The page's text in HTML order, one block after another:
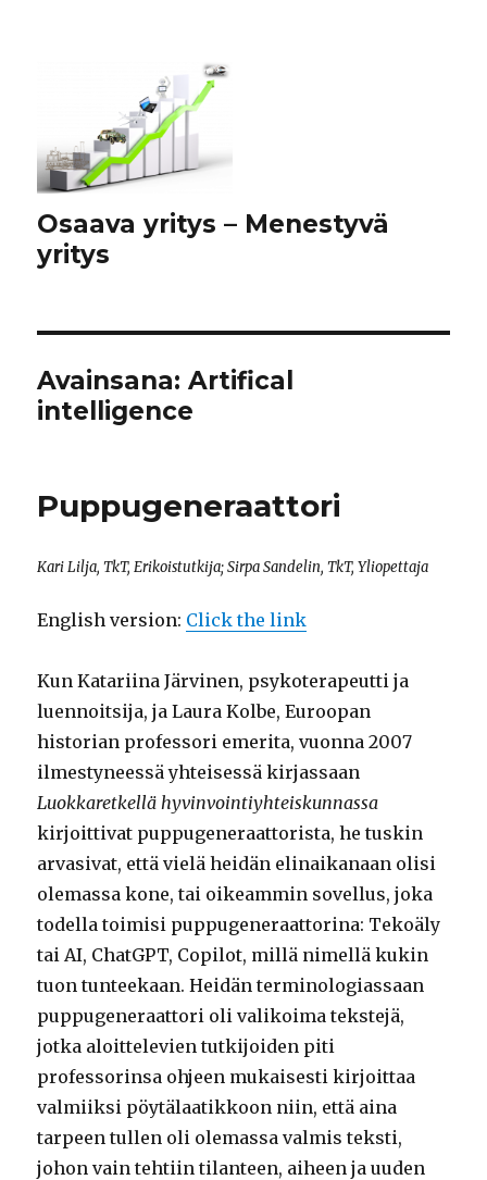
Osaava yritys – Menestyvä
yritys
Avainsana:Artifical
intelligence
Puppugeneraattori
Kari Lilja, TkT, Erikoistutkija; Sirpa Sandelin, TkT, Yliopettaja
English version: Click the link
Kun Katariina Järvinen, psykoterapeutti ja
luennoitsija, ja Laura Kolbe, Euroopan
historian professori emerita, vuonna 2007
ilmestyneessä yhteisessä kirjassaan
Luokkaretkellä hyvinvointiyhteiskunnassa
kirjoittivat puppugeneraattorista, he tuskin
arvasivat, että vielä heidän elinaikanaan olisi
olemassa kone, tai oikeammin sovellus, joka
todella toimisi puppugeneraattorina: Tekoäly
tai AI, ChatGPT, Copilot, millä nimellä kukin
tuon tunteekaan. Heidän terminologiassaan
puppugeneraattori oli valikoima tekstejä,
jotka aloittelevien tutkijoiden piti
professorinsa ohjeen mukaisesti kirjoittaa
valmiiksi pöytälaatikkoon niin, että aina
tarpeen tullen oli olemassa valmis teksti,
johon vain tehtiin tilanteen, aiheen ja uuden